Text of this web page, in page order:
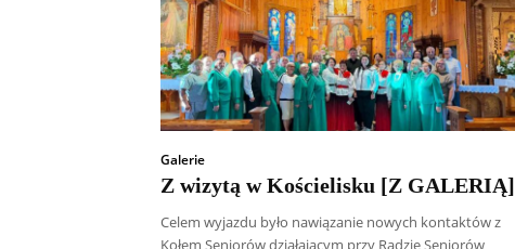
Galerie
Z wizytą w Kościelisku [Z GALERIĄ]
Celem wyjazdu było nawiązanie nowych kontaktów z
Kołem Seniorów działającym przy Radzie Seniorów